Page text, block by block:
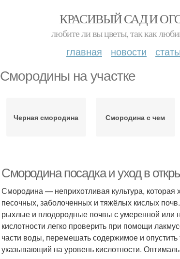
КРАСИВЫЙ САД И
любите ли вы цветы, так как
главная новости
Смородины на участке
Черная смородина Смородина с чем
Смородина посадка и уход в
Смородина — неприхотливая культура,
песочных, заболоченных и тяжёлых кислых
рыхлые и плодородные почвы с умеренной или
кислотности легко проверить при помощи
части воды, перемешать содержимое и
указывающий на уровень кислотности.